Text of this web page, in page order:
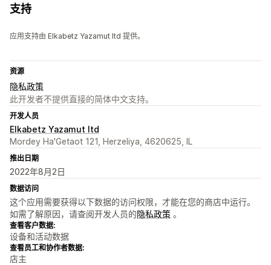
支持
应用支持由 Elkabetz Yazamut ltd 提供。
资源
隐私政策
此开发者不提供直接的简体中文支持。
开发人员
Elkabetz Yazamut ltd
Mordey Ha'Getaot 121, Herzeliya, 4620625, IL
推出日期
2022年8月2日
数据访问
这个应用需要获得以下数据的访问权限，才能在您的商店中运行。
如需了解原因，请查阅开发人员的隐私政策 。
查看客户数据:
设备和活动数据
查看员工和协作者数据:
店主